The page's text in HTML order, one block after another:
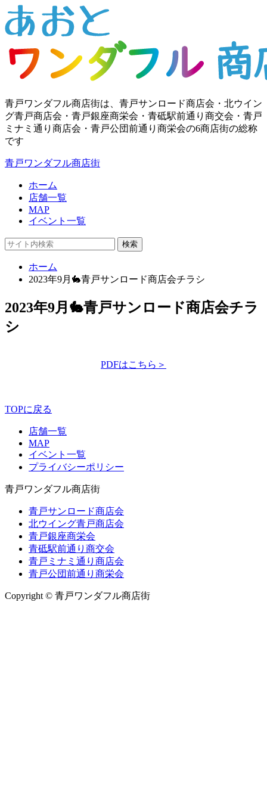
青戸ワンダフル商店街は、青戸サンロード商店会・北ウイン
グ青戸商店会・青戸銀座商栄会・青砥駅前通り商交会・青戸
ミナミ通り商店会・青戸公団前通り商栄会の6商店街の総称
です
青戸ワンダフル商店街
ホーム
店舗一覧
MAP
イベント一覧
検索
ホーム
2023年9月🐇青戸サンロード商店会チラシ
2023年9月🐇青戸サンロード商店会チラ
シ
PDFはこちら＞
TOPに戻る
店舗一覧
MAP
イベント一覧
プライバシーポリシー
青戸ワンダフル商店街
青戸サンロード商店会
北ウイング青戸商店会
青戸銀座商栄会
青砥駅前通り商交会
青戸ミナミ通り商店会
青戸公団前通り商栄会
Copyright © 青戸ワンダフル商店街